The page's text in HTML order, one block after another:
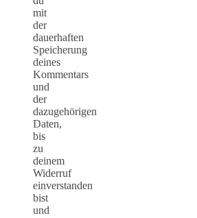
mit
der
dauerhaften
Speicherung
deines
Kommentars
und
der
dazugehörigen
Daten,
bis
zu
deinem
Widerruf
einverstanden
bist
und